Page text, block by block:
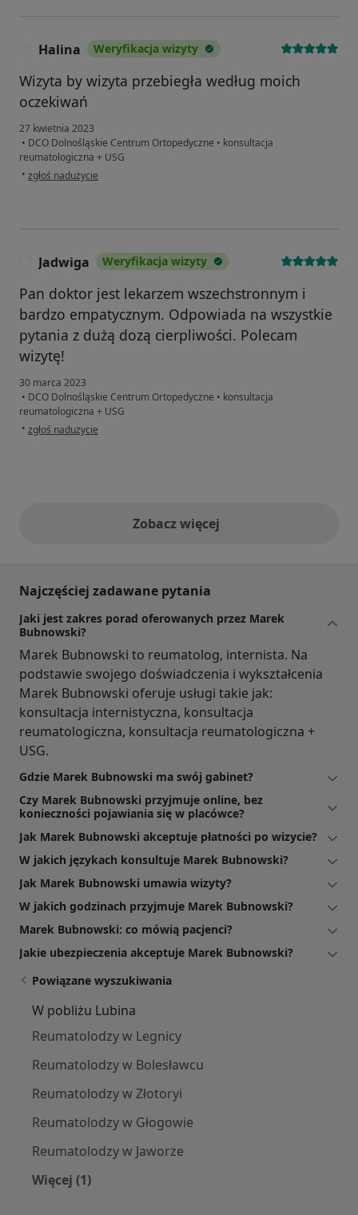
Halina Weryfikacja wizyty
Wizyta by wizyta przebiegła według moich
oczekiwań
27 kwietnia 2023
• DCO Dolnośląskie Centrum Ortopedyczne • konsultacja
reumatologiczna + USG
• w opinii użytkownika Halina
zgłoś nadużycie
Jadwiga Weryfikacja wizyty
Pan doktor jest lekarzem wszechstronnym i
bardzo empatycznym. Odpowiada na wszystkie
pytania z dużą dozą cierpliwości. Polecam
wizytę!
30 marca 2023
• DCO Dolnośląskie Centrum Ortopedyczne • konsultacja
reumatologiczna + USG
• w opinii użytkownika Jadwiga
zgłoś nadużycie
Zobacz więcejopinie powyżej
Najczęściej zadawane pytania
Jaki jest zakres porad oferowanych przez Marek
Bubnowski?
Marek Bubnowski to reumatolog, internista. Na
podstawie swojego doświadczenia i wykształcenia
Marek Bubnowski oferuje usługi takie jak:
konsultacja internistyczna, konsultacja
reumatologiczna, konsultacja reumatologiczna +
USG.
Gdzie Marek Bubnowski ma swój gabinet?
Czy Marek Bubnowski przyjmuje online, bez
konieczności pojawiania się w placówce?
Jak Marek Bubnowski akceptuje płatności po wizycie?
W jakich językach konsultuje Marek Bubnowski?
Jak Marek Bubnowski umawia wizyty?
W jakich godzinach przyjmuje Marek Bubnowski?
Marek Bubnowski: co mówią pacjenci?
Jakie ubezpieczenia akceptuje Marek Bubnowski?
Powiązane wyszukiwania
W pobliżu Lubina
Reumatolodzy w Legnicy
Reumatolodzy w Bolesławcu
Reumatolodzy w Złotoryi
Reumatolodzy w Głogowie
Reumatolodzy w Jaworze
Więcej (1)